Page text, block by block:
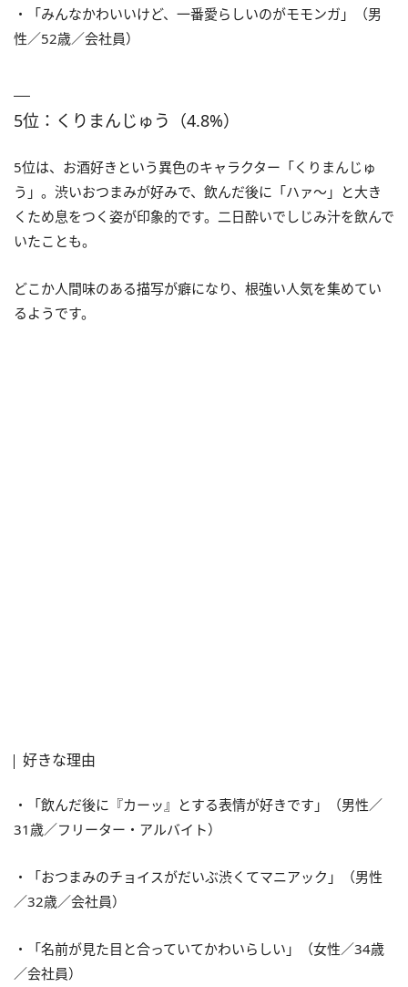
・「みんなかわいいけど、一番愛らしいのがモモンガ」（男
性／52歳／会社員）
5位：くりまんじゅう（4.8%）
5位は、お酒好きという異色のキャラクター「くりまんじゅ
う」。渋いおつまみが好みで、飲んだ後に「ハァ～」と大き
くため息をつく姿が印象的です。二日酔いでしじみ汁を飲んで
いたことも。
どこか人間味のある描写が癖になり、根強い人気を集めてい
るようです。
好きな理由
・「飲んだ後に『カーッ』とする表情が好きです」（男性／
31歳／フリーター・アルバイト）
・「おつまみのチョイスがだいぶ渋くてマニアック」（男性
／32歳／会社員）
・「名前が見た目と合っていてかわいらしい」（女性／34歳
／会社員）